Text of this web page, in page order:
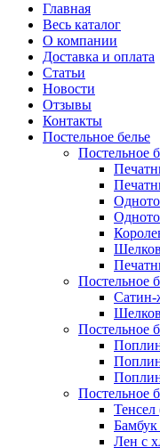
Главная
Весь каталог
О компании
Доставка и оплата
Статьи
Новости
Отзывы
Контакты
Постельное белье
Постельное
Постельное
Сатин-
Постельное
Постельное
Тенсел
Лен с